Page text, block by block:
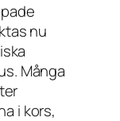
nu
Många
i kors,